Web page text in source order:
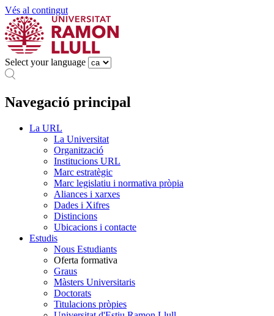
Vés al contingut
Select your language
Navegació principal
La URL
La Universitat
Organització
Institucions URL
Marc estratègic
Marc legislatiu i normativa pròpia
Aliances i xarxes
Dades i Xifres
Distincions
Ubicacions i contacte
Estudis
Nous Estudiants
Oferta formativa
Graus
Màsters Universitaris
Doctorats
Titulacions pròpies